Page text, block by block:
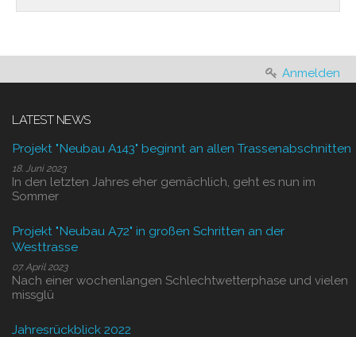
Anmelden
LATEST NEWS
Projekt "Neubau A143" beginnt an allen Trassenabschnitten
18. Juni 2023
In den letzten Jahres eher gemächlich, geht es nun im
Sommer
Projekt "Neubau A72" in großen Schritten an der
Westtrasse
07. April 2023
Nach einer wochenlangen Schlechtwetterphase und vielen
missglü
Jahresrückblick 2022